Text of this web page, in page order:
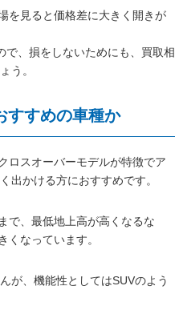
を見ると価格差に大きく開きが
、損をしないためにも、買取相
う。
すすめの車種か
ロスオーバーモデルが特徴でア
出かける方におすすめです。
で、最低地上高が高くなるな
くなっています。
が、機能性としてはSUVのよう